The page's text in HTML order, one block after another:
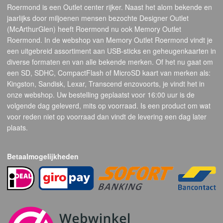
Roermond is een Outlet center rijker. Naast het alom bekende en
jaarlijks door miljoenen mensen bezochte Designer Outlet
(McArthurGlen) heeft Roermond nu ook Memory Outlet
Roermond. In de webshop van Memory Outlet Roermond vindt je
een uitgebreid assortiment aan USB-sticks en geheugenkaarten in
diverse formaten en van alle bekende merken. Of het nu gaat om
een SD, SDHC, CompactFlash of MicroSD kaart van merken als:
Kingston, Sandisk, Lexar, Transcend enzovoorts, je vindt het in
onze webshop. Uw bestelling geplaatst voor 16:00 uur is de
volgende dag geleverd, mits op voorraad. Is een product om wat
voor reden niet op voorraad dan vindt de levering een dag later
plaats.
Betaalmogelijkheden